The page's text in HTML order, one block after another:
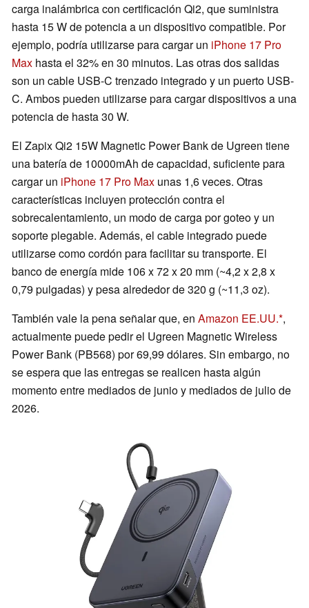
carga inalámbrica con certificación Qi2, que suministra
hasta 15 W de potencia a un dispositivo compatible. Por
ejemplo, podría utilizarse para cargar un iPhone 17 Pro
Max hasta el 32% en 30 minutos. Las otras dos salidas
son un cable USB-C trenzado integrado y un puerto USB-
C. Ambos pueden utilizarse para cargar dispositivos a una
potencia de hasta 30 W.
El Zapix Qi2 15W Magnetic Power Bank de Ugreen tiene
una batería de 10000mAh de capacidad, suficiente para
cargar un iPhone 17 Pro Max unas 1,6 veces. Otras
características incluyen protección contra el
sobrecalentamiento, un modo de carga por goteo y un
soporte plegable. Además, el cable integrado puede
utilizarse como cordón para facilitar su transporte. El
banco de energía mide 106 x 72 x 20 mm (~4,2 x 2,8 x
0,79 pulgadas) y pesa alrededor de 320 g (~11,3 oz).
También vale la pena señalar que, en Amazon EE.UU. ,
actualmente puede pedir el Ugreen Magnetic Wireless
Power Bank (PB568) por 69,99 dólares. Sin embargo, no
se espera que las entregas se realicen hasta algún
momento entre mediados de junio y mediados de julio de
2026.